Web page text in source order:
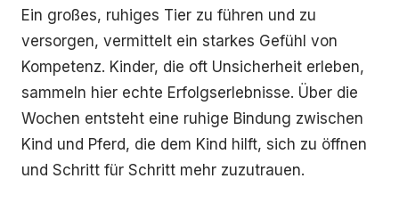
Ein großes, ruhiges Tier zu führen und zu
versorgen, vermittelt ein starkes Gefühl von
Kompetenz. Kinder, die oft Unsicherheit erleben,
sammeln hier echte Erfolgserlebnisse. Über die
Wochen entsteht eine ruhige Bindung zwischen
Kind und Pferd, die dem Kind hilft, sich zu öffnen
und Schritt für Schritt mehr zuzutrauen.